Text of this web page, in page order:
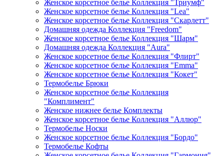
Женское корсетное белье Коллекция "Триумф"
Женское корсетное белье Коллекция "Lea"
Женское корсетное белье Коллекция "Скарлетт"
Домашняя одежда Коллекция "Freedom"
Женское корсетное белье Коллекция "Шарм"
Домашняя одежда Коллекция "Aura"
Женское корсетное белье Коллекция "Флирт"
Женское корсетное белье Коллекция "Emma"
Женское корсетное белье Коллекция "Кокет"
Термобелье Брюки
Женское корсетное белье Коллекция
"Комплимент"
Женское нижнее белье Комплекты
Женское корсетное белье Коллекция "Аллюр"
Термобелье Носки
Женское корсетное белье Коллекция "Бордо"
Термобелье Кофты